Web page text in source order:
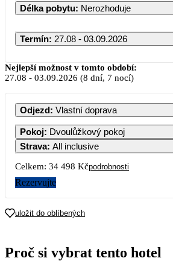
Délka pobytu: Nerozhoduje
Termín: 27.08 - 03.09.2026
PO ÚT
3 4
24
Nejlepší možnost v tomto období:
27.08 - 03.09.2026 (8 dní, 7 nocí)
Odjezd: Vlastní doprava
Pokoj: Dvoulůžkový pokoj
Strava: All inclusive
Celkem: 34 498 Kčpodrobnosti
Rezervujte
uložit do oblíbených
Proč si vybrat tento hotel